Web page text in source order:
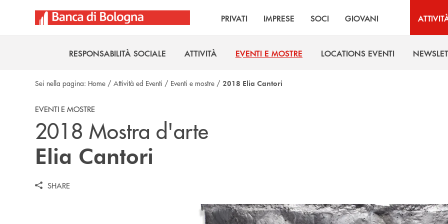
PRIVATI IMPRESE SOCI GIOVANI
RESPONSABILITÀ SOCIALE
ATTIVITÀ
EVENTI E MOSTRE
LOCATIONS EVENTI
Sei nella pagina: Home / Attività ed Eventi / Eventi e mostre / 2018 Elia Cantori
EVENTI E MOSTRE
2018 Mostra d'arte
Elia Cantori
SHARE